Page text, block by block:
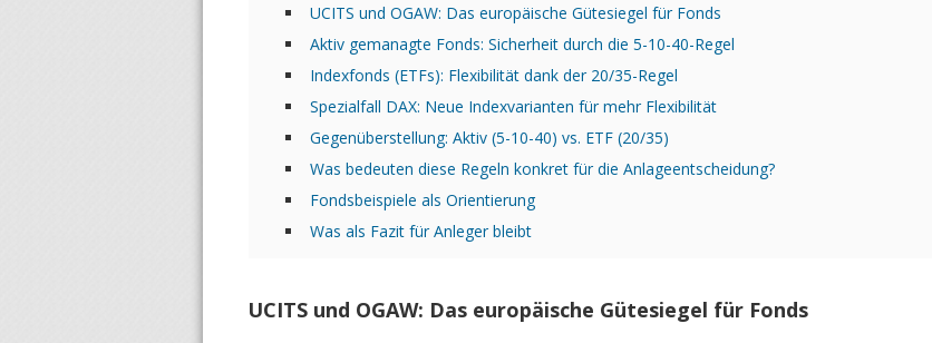
UCITS und OGAW: Das europäische Gütesiegel für Fonds
Aktiv gemanagte Fonds: Sicherheit durch die 5-10-40-Regel
Indexfonds (ETFs): Flexibilität dank der 20/35-Regel
Spezialfall DAX: Neue Indexvarianten für mehr Flexibilität
Gegenüberstellung: Aktiv (5-10-40) vs. ETF (20/35)
Was bedeuten diese Regeln konkret für die Anlageentscheidung?
Fondsbeispiele als Orientierung
Was als Fazit für Anleger bleibt
UCITS und OGAW: Das europäische Gütesiegel für Fonds